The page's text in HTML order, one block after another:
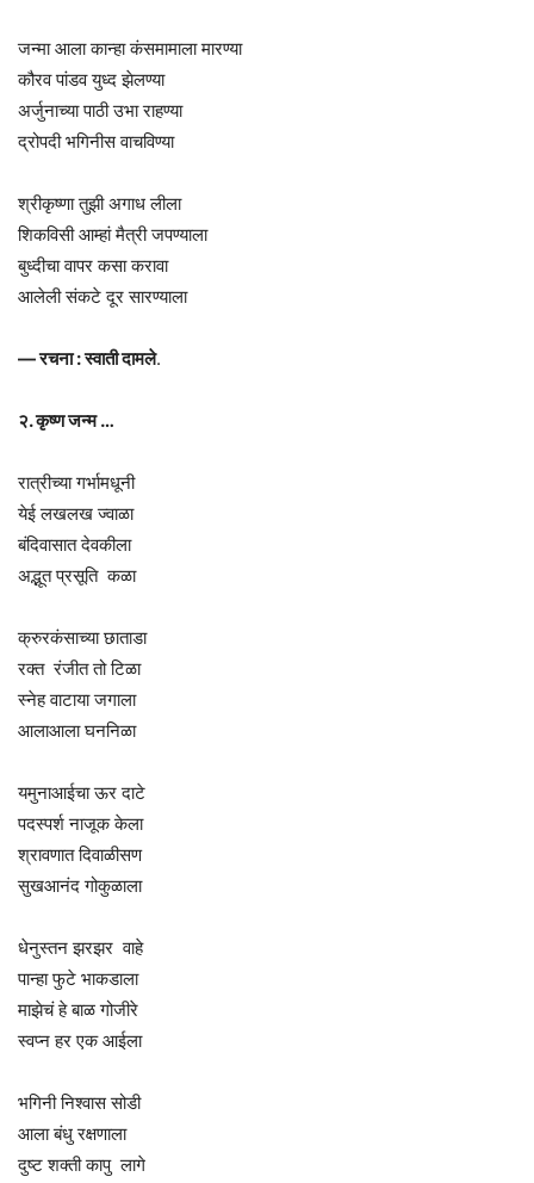
जन्मा आला कान्हा कंसमामाला मारण्या
कौरव पांडव युध्द झेलण्या
अर्जुनाच्या पाठी उभा राहण्या
द्रोपदी भगिनीस वाचविण्या
श्रीकृष्णा तुझी अगाध लीला
शिकविसी आम्हां मैत्री जपण्याला
बुध्दीचा वापर कसा करावा
आलेली संकटे दूर सारण्याला
— रचना : स्वाती दामले.
२. कृष्ण जन्म …
रात्रीच्या गर्भामधूनी
येई लखलख ज्वाळा
बंदिवासात देवकीला
अद्भूत प्रसूति कळा
क्रुरकंसाच्या छाताडा
रक्त रंजीत तो टिळा
स्नेह वाटाया जगाला
आलाआला घननिळा
यमुनाआईचा ऊर दाटे
पदस्पर्श नाजूक केला
श्रावणात दिवाळीसण
सुखआनंद गोकुळाला
धेनुस्तन झरझर वाहे
पान्हा फुटे भाकडाला
माझेचं हे बाळ गोजीरे
स्वप्न हर एक आईला
भगिनी निश्वास सोडी
आला बंधु रक्षणाला
दुष्ट शक्ती कापु लागे